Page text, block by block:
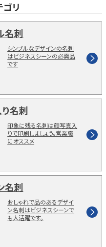
ゴリ
名刺
シンプルなデザインの名刺
はビジネスシーンの必需品
です
名刺
印象に残る名刺は顔写真入
りで印刷しましょう。営業職
にオススメ
名刺
おしゃれで品のあるデザイ
ン名刺はビジネスシーンで
も大活躍です。